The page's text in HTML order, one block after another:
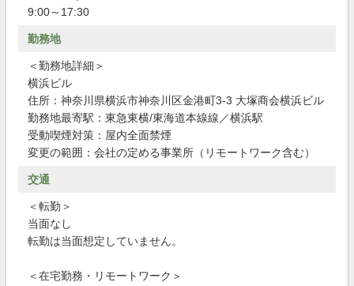
9:00～17:30
勤務地
＜勤務地詳細＞
横浜ビル
住所：神奈川県横浜市神奈川区金港町3-3 大塚商会横浜ビル
勤務地最寄駅：東急東横/東海道本線線／横浜駅
受動喫煙対策：屋内全面禁煙
変更の範囲：会社の定める事業所（リモートワーク含む）
交通
＜転勤＞
当面なし
転勤は当面想定していません。
＜在宅勤務・リモートワーク＞